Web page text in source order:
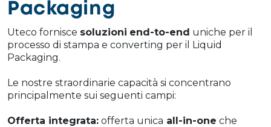
Packaging
Uteco fornisce soluzioni end-to-end uniche per il
processo di stampa e converting per il Liquid
Packaging.
Le nostre straordinarie capacità si concentrano
principalmente sui seguenti campi:
Offerta integrata: offerta unica all-in-one che